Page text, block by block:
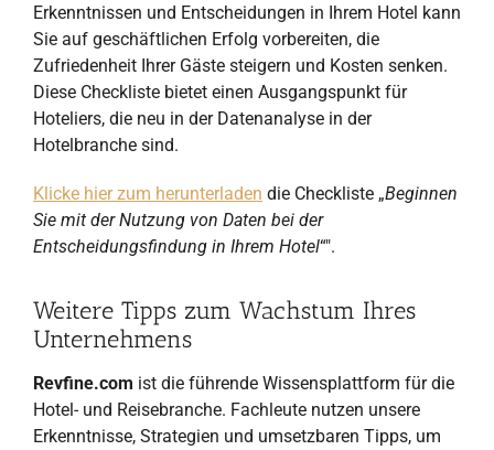
Erkenntnissen und Entscheidungen in Ihrem Hotel kann
Sie auf geschäftlichen Erfolg vorbereiten, die
Zufriedenheit Ihrer Gäste steigern und Kosten senken.
Diese Checkliste bietet einen Ausgangspunkt für
Hoteliers, die neu in der Datenanalyse in der
Hotelbranche sind.
Klicke hier zum herunterladen die Checkliste „Beginnen
Sie mit der Nutzung von Daten bei der
Entscheidungsfindung in Ihrem Hotel“".
Weitere Tipps zum Wachstum Ihres
Unternehmens
Revfine.com ist die führende Wissensplattform für die
Hotel- und Reisebranche. Fachleute nutzen unsere
Erkenntnisse, Strategien und umsetzbaren Tipps, um